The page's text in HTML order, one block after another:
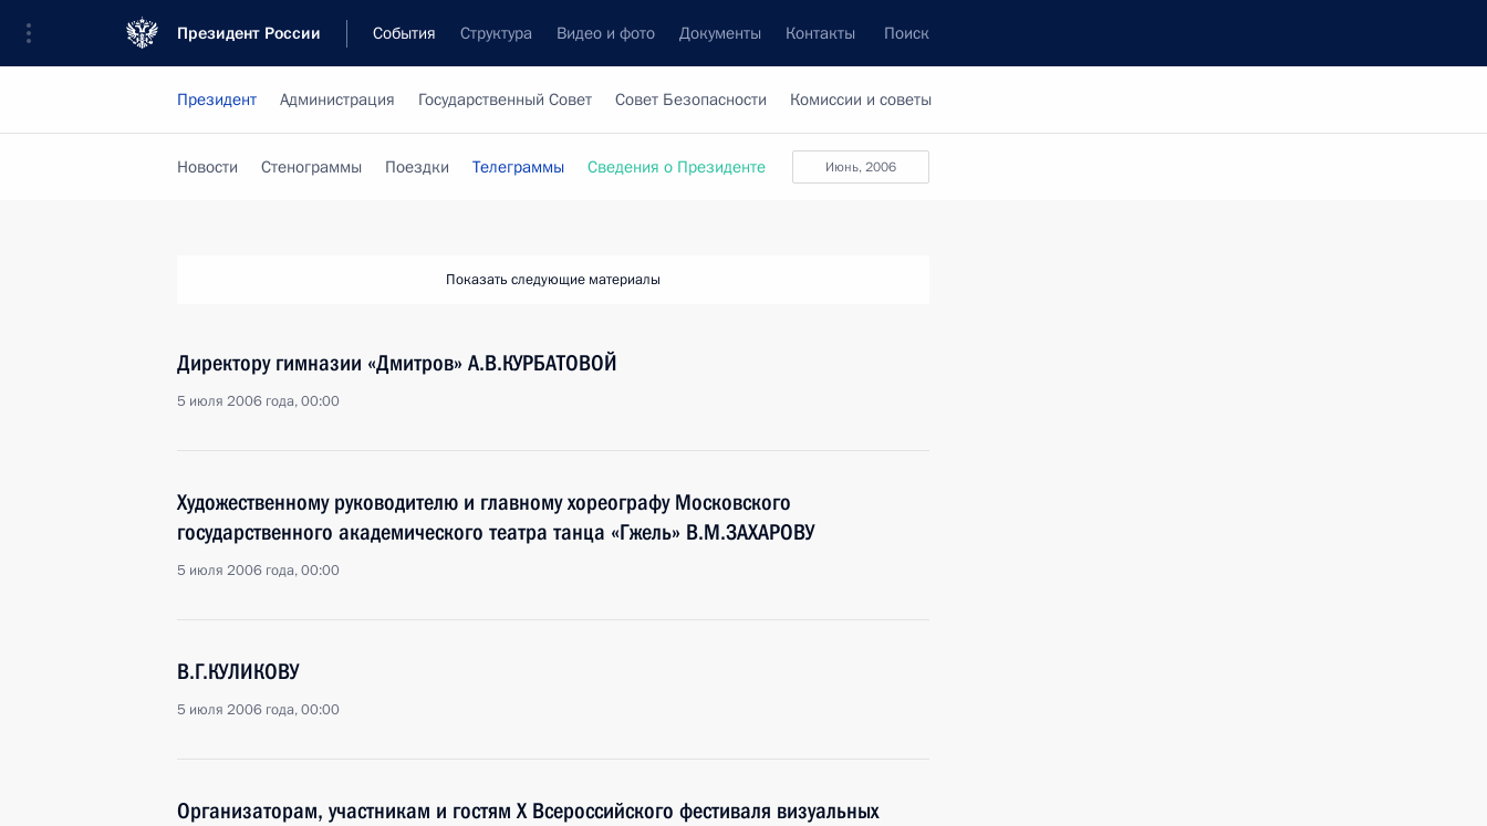
Президент России События Структура Видео и фото Документы Контакты Поиск
Президент Администрация Государственный Совет Совет Безопасности Комиссии и советы
июнь, 2006
Новости Стенограммы Поездки Телеграммы Сведения о Президенте
Показать следующие материалы
Директору гимназии «Дмитров» А.В.КУРБАТОВОЙ
5 июля 2006 года, 00:00
Художественному руководителю и главному хореографу Московского
государственного академического театра танца «Гжель» В.М.ЗАХАРОВУ
5 июля 2006 года, 00:00
В.Г.КУЛИКОВУ
5 июля 2006 года, 00:00
Организаторам, участникам и гостям X Всероссийского фестиваля визуальных